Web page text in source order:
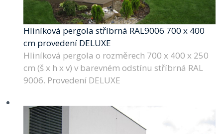
Hliníková pergola stříbrná RAL9006 700 x 400
cm provedení DELUXE
Hliníková pergola o rozměrech 700 x 400 x 250
cm (š x h x v) v barevném odstínu stříbrná RAL
9006. Provedení DELUXE